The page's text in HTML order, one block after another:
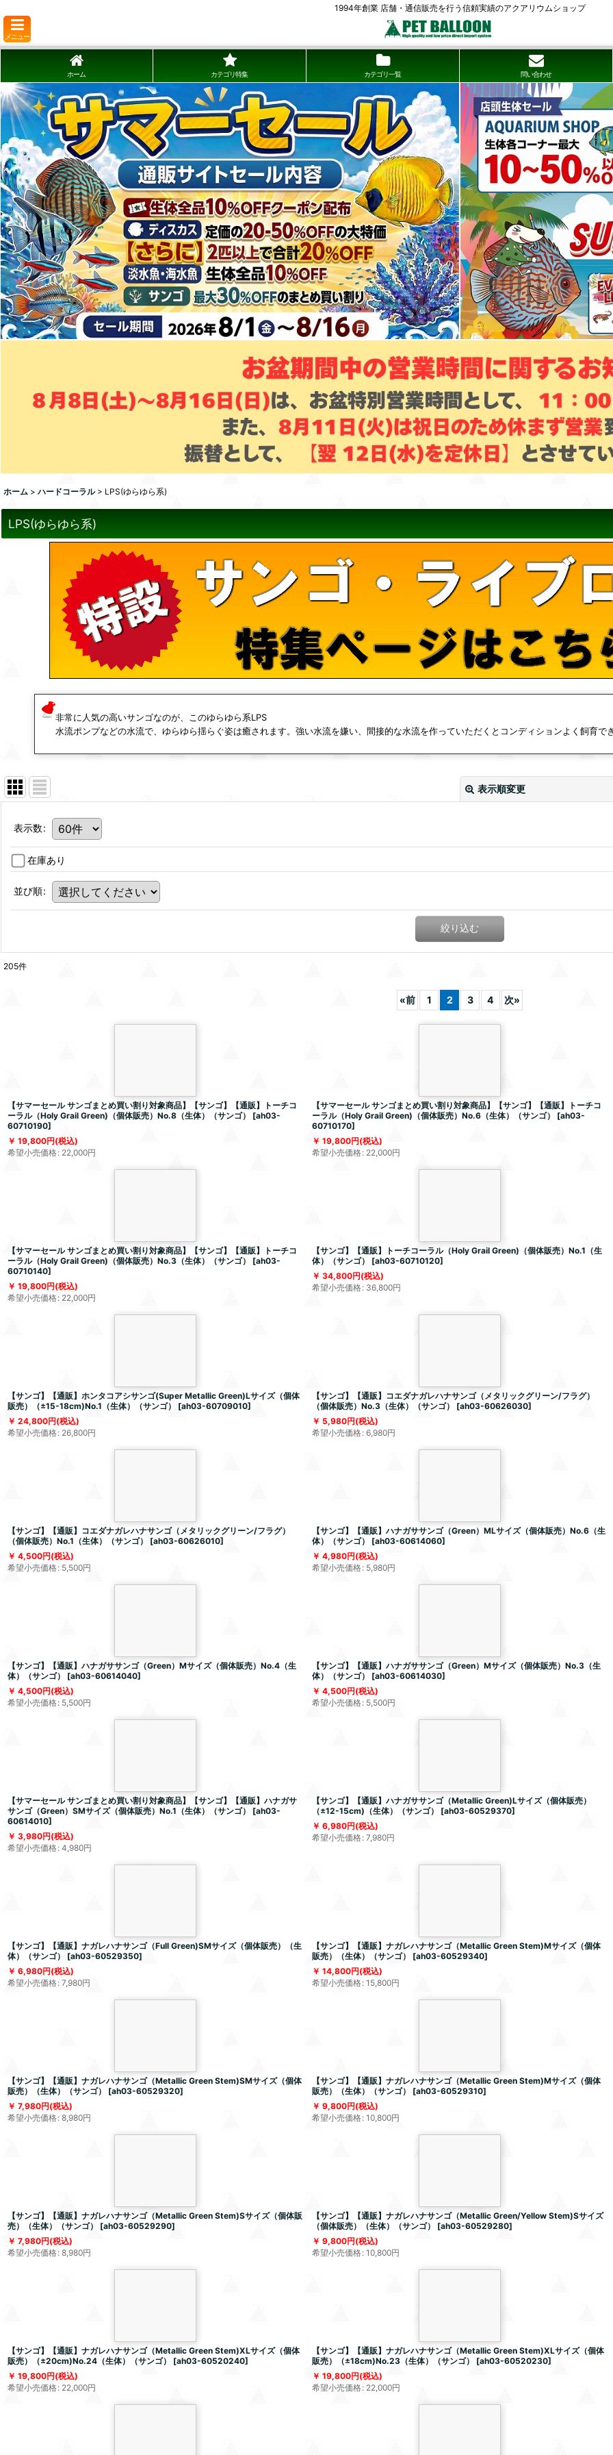
1994年創業 店舗・通信販売を行う信頼実績のアクアリウムショップ
メニュー
ホーム カテゴリ特集 カテゴリ一覧 問い合わせ
ホーム > ハードコーラル > LPS(ゆらゆら系)
LPS(ゆらゆら系)
非常に人気の高いサンゴなのが、このゆらゆら系LPS
水流ポンプなどの水流で、ゆらゆら揺らぐ姿は癒されます。強い水流を嫌い、間接的な水流を作っていただくとコンディションよく飼育で
表示順変更
表示数:
在庫あり
並び順:
絞り込む
205件
«前 1 2 3 4 次»
【サマーセール サンゴまとめ買い割り対象商品】【サンゴ】【通販】トーチコ
ーラル（Holy Grail Green)（個体販売）No.8（生体）（サンゴ）
[ah03-
60710190]
19,800円(税込)
希望小売価格: 22,000円
【サマーセール サンゴまとめ買い割り対象商品】【サンゴ】【通販】トーチコ
ーラル（Holy Grail Green)（個体販売）No.6（生体）（サンゴ）
[ah03-
60710170]
19,800円(税込)
希望小売価格: 22,000円
【サマーセール サンゴまとめ買い割り対象商品】【サンゴ】【通販】トーチコ
ーラル（Holy Grail Green)（個体販売）No.3（生体）（サンゴ）
[ah03-
60710140]
19,800円(税込)
希望小売価格: 22,000円
【サンゴ】【通販】トーチコーラル（Holy Grail Green)（個体販売）No.1（生
体）（サンゴ）
[ah03-60710120]
34,800円(税込)
希望小売価格: 36,800円
【サンゴ】【通販】ホンタコアシサンゴ(Super Metallic Green)Lサイズ（個体
販売）（±15-18cm)No.1（生体）（サンゴ）
[ah03-60709010]
24,800円(税込)
希望小売価格: 26,800円
【サンゴ】【通販】コエダナガレハナサンゴ（メタリックグリーン/フラグ）
（個体販売）No.3（生体）（サンゴ）
[ah03-60626030]
5,980円(税込)
希望小売価格: 6,980円
【サンゴ】【通販】コエダナガレハナサンゴ（メタリックグリーン/フラグ）
（個体販売）No.1（生体）（サンゴ）
[ah03-60626010]
4,500円(税込)
希望小売価格: 5,500円
【サンゴ】【通販】ハナガササンゴ（Green）MLサイズ（個体販売）No.6（生
体）（サンゴ）
[ah03-60614060]
4,980円(税込)
希望小売価格: 5,980円
【サンゴ】【通販】ハナガササンゴ（Green）Mサイズ（個体販売）No.4（生
体）（サンゴ）
[ah03-60614040]
4,500円(税込)
希望小売価格: 5,500円
【サンゴ】【通販】ハナガササンゴ（Green）Mサイズ（個体販売）No.3（生
体）（サンゴ）
[ah03-60614030]
4,500円(税込)
希望小売価格: 5,500円
【サマーセール サンゴまとめ買い割り対象商品】【サンゴ】【通販】ハナガサ
サンゴ（Green）SMサイズ（個体販売）No.1（生体）（サンゴ）
[ah03-
60614010]
3,980円(税込)
希望小売価格: 4,980円
【サンゴ】【通販】ハナガササンゴ（Metallic Green)Lサイズ（個体販売）
（±12-15cm)（生体）（サンゴ）
[ah03-60529370]
6,980円(税込)
希望小売価格: 7,980円
【サンゴ】【通販】ナガレハナサンゴ（Full Green)SMサイズ（個体販売）（生
体）（サンゴ）
[ah03-60529350]
6,980円(税込)
希望小売価格: 7,980円
【サンゴ】【通販】ナガレハナサンゴ（Metallic Green Stem)Mサイズ（個体
販売）（生体）（サンゴ）
[ah03-60529340]
14,800円(税込)
希望小売価格: 15,800円
【サンゴ】【通販】ナガレハナサンゴ（Metallic Green Stem)SMサイズ（個体
販売）（生体）（サンゴ）
[ah03-60529320]
7,980円(税込)
希望小売価格: 8,980円
【サンゴ】【通販】ナガレハナサンゴ（Metallic Green Stem)Mサイズ（個体
販売）（生体）（サンゴ）
[ah03-60529310]
9,800円(税込)
希望小売価格: 10,800円
【サンゴ】【通販】ナガレハナサンゴ（Metallic Green Stem)Sサイズ（個体販
売）（生体）（サンゴ）
[ah03-60529290]
7,980円(税込)
希望小売価格: 8,980円
【サンゴ】【通販】ナガレハナサンゴ（Metallic Green/Yellow Stem)Sサイズ
（個体販売）（生体）（サンゴ）
[ah03-60529280]
9,800円(税込)
希望小売価格: 10,800円
【サンゴ】【通販】ナガレハナサンゴ（Metallic Green Stem)XLサイズ（個体
販売）（±20cm)No.24（生体）（サンゴ）
[ah03-60520240]
19,800円(税込)
希望小売価格: 22,000円
【サンゴ】【通販】ナガレハナサンゴ（Metallic Green Stem)XLサイズ（個体
販売）（±18cm)No.23（生体）（サンゴ）
[ah03-60520230]
19,800円(税込)
希望小売価格: 22,000円